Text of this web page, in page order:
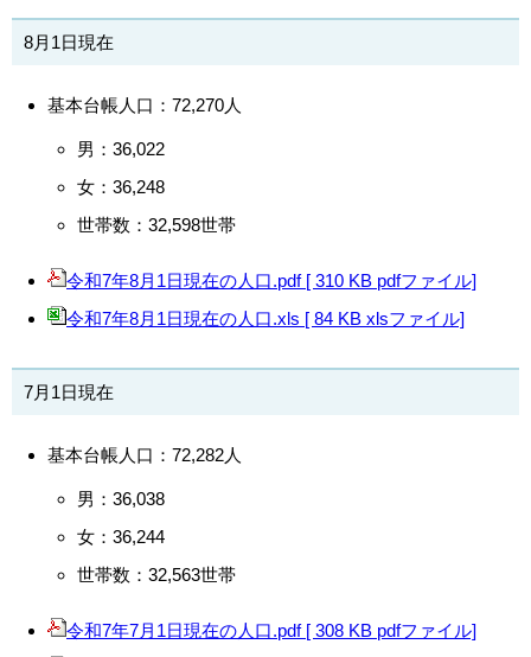
8月1日現在
基本台帳人口：72,270人
男：36,022
女：36,248
世帯数：32,598世帯
令和7年8月1日現在の人口.pdf [ 310 KB pdfファイル]
令和7年8月1日現在の人口.xls [ 84 KB xlsファイル]
7月1日現在
基本台帳人口：72,282人
男：36,038
女：36,244
世帯数：32,563世帯
令和7年7月1日現在の人口.pdf [ 308 KB pdfファイル]